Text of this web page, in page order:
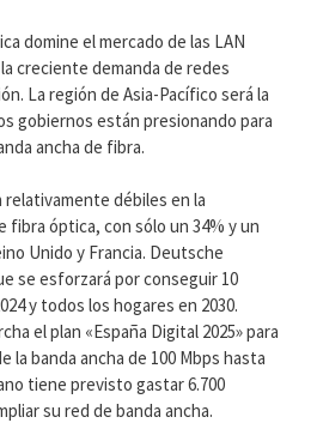
domine el mercado de las LAN
creciente demanda de redes
La región de Asia-Pacífico será la
gobiernos están presionando para
ancha de fibra.
débiles en la
óptica, con sólo un 34% y un
Unido y Francia. Deutsche
se esforzará por conseguir 10
y todos los hogares en 2030.
el plan «España Digital 2025» para
la banda ancha de 100 Mbps hasta
tiene previsto gastar 6.700
su red de banda ancha.